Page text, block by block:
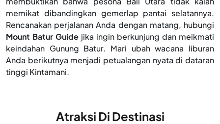
memikat dibandingkan gemerlap pantai selatannya.
Rencanakan perjalanan Anda dengan matang, hubungi
Mount Batur Guide jika ingin berkunjung dan meikmati
keindahan Gunung Batur. Mari ubah wacana liburan
Anda berikutnya menjadi petualangan nyata di dataran
tinggi Kintamani.
Atraksi Di Destinasi